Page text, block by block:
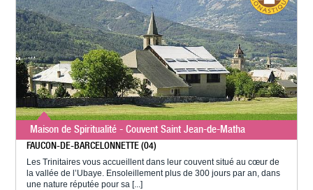
Maison de Spiritualité - Couvent Saint Jean-de-Matha
FAUCON-DE-BARCELONNETTE (04)
Les Trinitaires vous accueillent dans leur couvent situé au cœur de
la vallée de l’Ubaye. Ensoleillement plus de 300 jours par an, dans
une nature réputée pour sa [...]